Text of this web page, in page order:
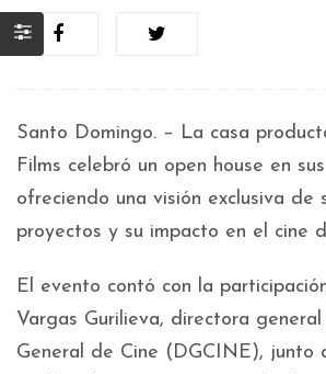
Santo Domingo. – La casa
Films celebró un open house en
ofreciendo una visión exclusiva de
proyectos y su impacto en el cine
El evento contó con la
Vargas Gurilieva, directora
General de Cine (DGCINE), junto